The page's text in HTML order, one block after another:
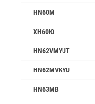
HN60M
ХН60Ю
HN62VMYUT
HN62MVKYU
HN63MB